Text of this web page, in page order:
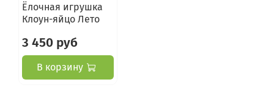
Ёлочная игрушка
Клоун-яйцо Лето
3 450 руб
В корзину